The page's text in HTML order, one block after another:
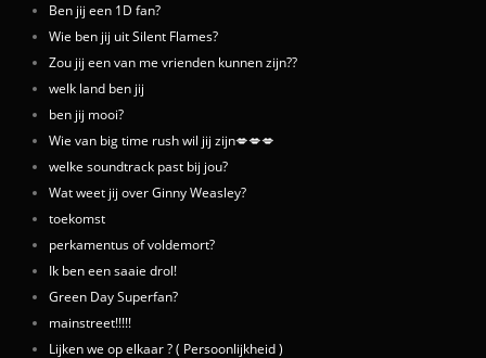
Ben jij een 1D fan?
Wie ben jij uit Silent Flames?
Zou jij een van me vrienden kunnen zijn??
welk land ben jij
ben jij mooi?
Wie van big time rush wil jij zijn💋💋💋
welke soundtrack past bij jou?
Wat weet jij over Ginny Weasley?
toekomst
perkamentus of voldemort?
Ik ben een saaie drol!
Green Day Superfan?
mainstreet!!!!!
Lijken we op elkaar ? ( Persoonlijkheid )